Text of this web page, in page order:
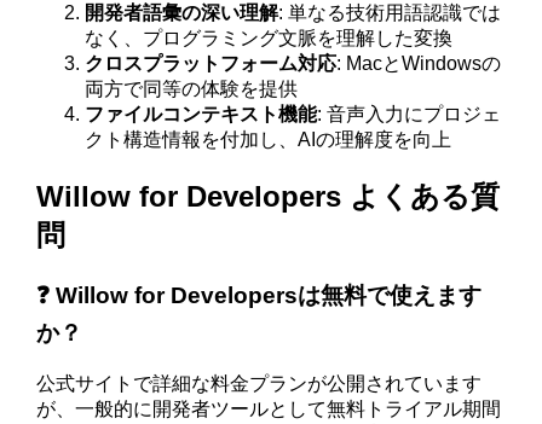
開発者語彙の深い理解: 単なる技術用語認識では
なく、プログラミング文脈を理解した変換
クロスプラットフォーム対応: MacとWindowsの
両方で同等の体験を提供
ファイルコンテキスト機能: 音声入力にプロジェ
クト構造情報を付加し、AIの理解度を向上
Willow for Developers よくある質
問
❓ Willow for Developersは無料で使えます
か？
公式サイトで詳細な料金プランが公開されています
が、一般的に開発者ツールとして無料トライアル期間